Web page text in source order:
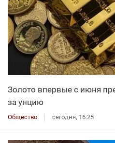
Золото впервые с июня
за унцию
Общество сегодня, 16:25